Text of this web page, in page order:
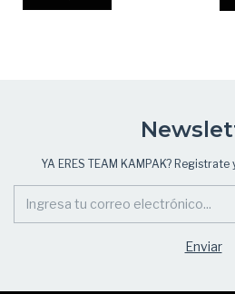
YA ERES TEAM KAMPAK?